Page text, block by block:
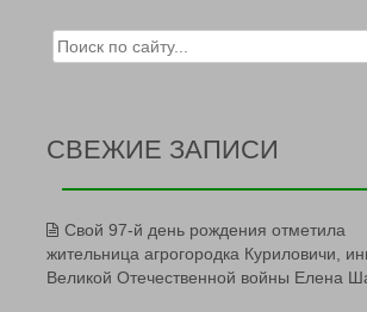
Search for:
СВЕЖИЕ ЗАПИСИ
Свой 97-й день рождения отметила
жительница агрогородка Куриловичи,
Великой Отечественной войны Елена